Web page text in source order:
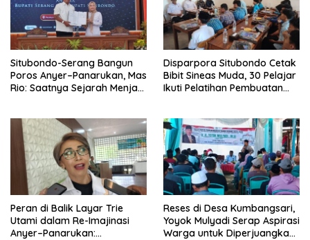
Situbondo-Serang Bangun
Poros Anyer–Panarukan, Mas
Rio: Saatnya Sejarah Menjadi
Disparpora Situbondo Cetak
Bibit Sineas Muda, 30 Pelajar
Ikuti Pelatihan Pembuatan
Peran di Balik Layar Trie
Utami dalam Re-Imajinasi
Anyer–Panarukan:
Reses di Desa Kumbangsari,
Yoyok Mulyadi Serap Aspirasi
Warga untuk Diperjuangkan